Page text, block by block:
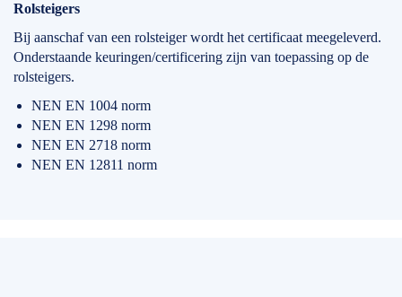
Rolsteigers
Bij aanschaf van een rolsteiger wordt het certificaat meegeleverd.
Onderstaande keuringen/certificering zijn van toepassing op de
rolsteigers.
NEN EN 1004 norm
NEN EN 1298 norm
NEN EN 2718 norm
NEN EN 12811 norm